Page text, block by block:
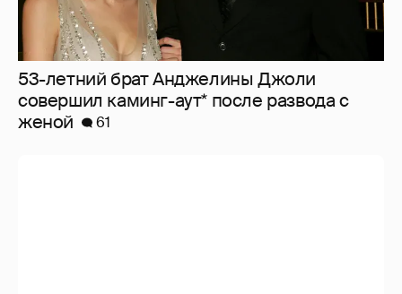
53-летний брат Анджелины Джоли
совершил каминг-аут* после развода с
женой
61